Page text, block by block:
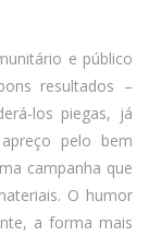
e público
resultados –
los piegas, já
pelo bem
campanha que
O humor
a forma mais